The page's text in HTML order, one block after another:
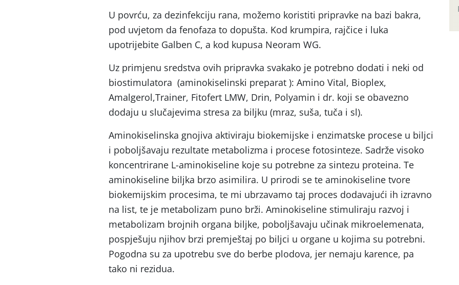
U povrću, za dezinfekciju rana, možemo koristiti pripravke na bazi bakra,
pod uvjetom da fenofaza to dopušta. Kod krumpira, rajčice i luka
upotrijebite Galben C, a kod kupusa Neoram WG.
Uz primjenu sredstva ovih pripravka svakako je potrebno dodati i neki od
biostimulatora (aminokiselinski preparat ): Amino Vital, Bioplex,
Amalgerol,Trainer, Fitofert LMW, Drin, Polyamin i dr. koji se obavezno
dodaju u slučajevima stresa za biljku (mraz, suša, tuča i sl).
Aminokiselinska gnojiva aktiviraju biokemijske i enzimatske procese u biljci
i poboljšavaju rezultate metabolizma i procese fotosinteze. Sadrže visoko
koncentrirane L-aminokiseline koje su potrebne za sintezu proteina. Te
aminokiseline biljka brzo asimilira. U prirodi se te aminokiseline tvore
biokemijskim procesima, te mi ubrzavamo taj proces dodavajući ih izravno
na list, te je metabolizam puno brži. Aminokiseline stimuliraju razvoj i
metabolizam brojnih organa biljke, poboljšavaju učinak mikroelemenata,
pospješuju njihov brzi premještaj po biljci u organe u kojima su potrebni.
Pogodna su za upotrebu sve do berbe plodova, jer nemaju karence, pa
tako ni rezidua.